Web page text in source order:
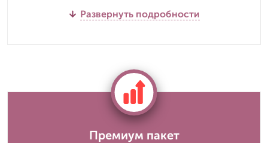
Развернуть подробности
Премиум пакет